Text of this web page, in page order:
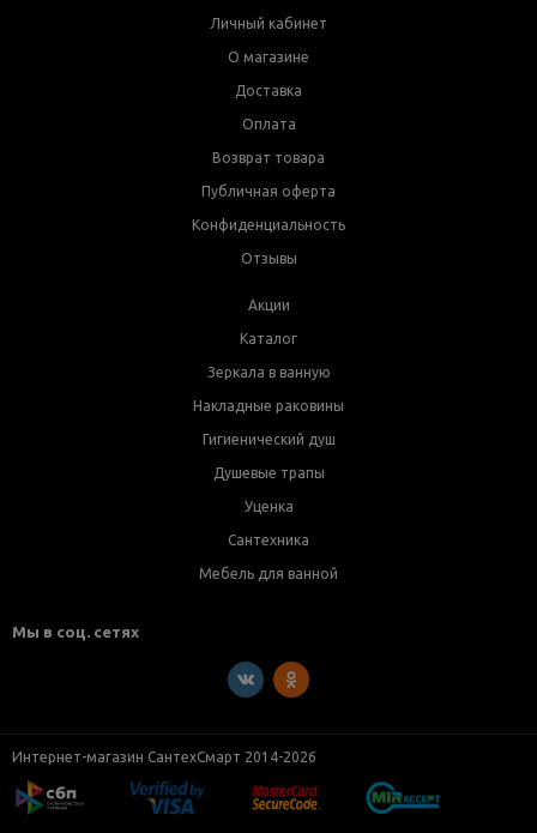
Личный кабинет
О магазине
Доставка
Оплата
Возврат товара
Публичная оферта
Конфиденциальность
Отзывы
Акции
Каталог
Зеркала в ванную
Накладные раковины
Гигиенический душ
Душевые трапы
Уценка
Сантехника
Мебель для ванной
Мы в соц. сетях
Интернет-магазин СантехСмарт 2014-2026